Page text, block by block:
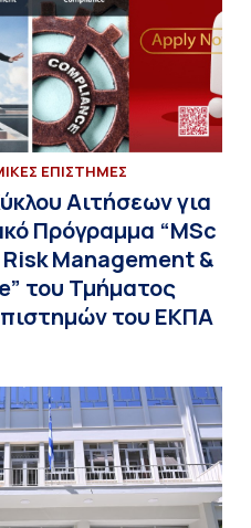
ΕΠΙΣΤΗΜΕΣ
Αιτήσεων για
Πρόγραμμα “MSc
Management &
του Τμήματος
του ΕΚΠΑ